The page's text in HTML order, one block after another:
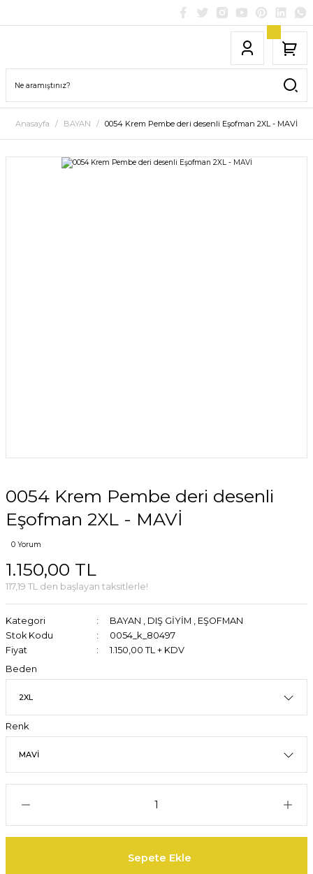
Anasayfa BAYAN 0054 Krem Pembe deri desenli Eşofman 2XL - MAVİ
0054 Krem Pembe deri desenli
Eşofman 2XL - MAVİ
0 Yorum
1.150,00 TL
117,19 TL den başlayan taksitlerle!
Kategori BAYAN , DIŞ GİYİM , EŞOFMAN
Stok Kodu
0054_k_80497
Fiyat
1.150,00 TL + KDV
Beden
Renk
Sepete Ekle